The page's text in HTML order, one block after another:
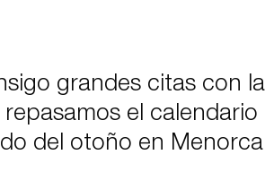
grandes citas con
el
del otoño en